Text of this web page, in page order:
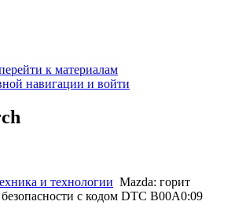
к материалам
навигации и войти
и технологии Mazda: горит
с кодом DTC B00A0:09